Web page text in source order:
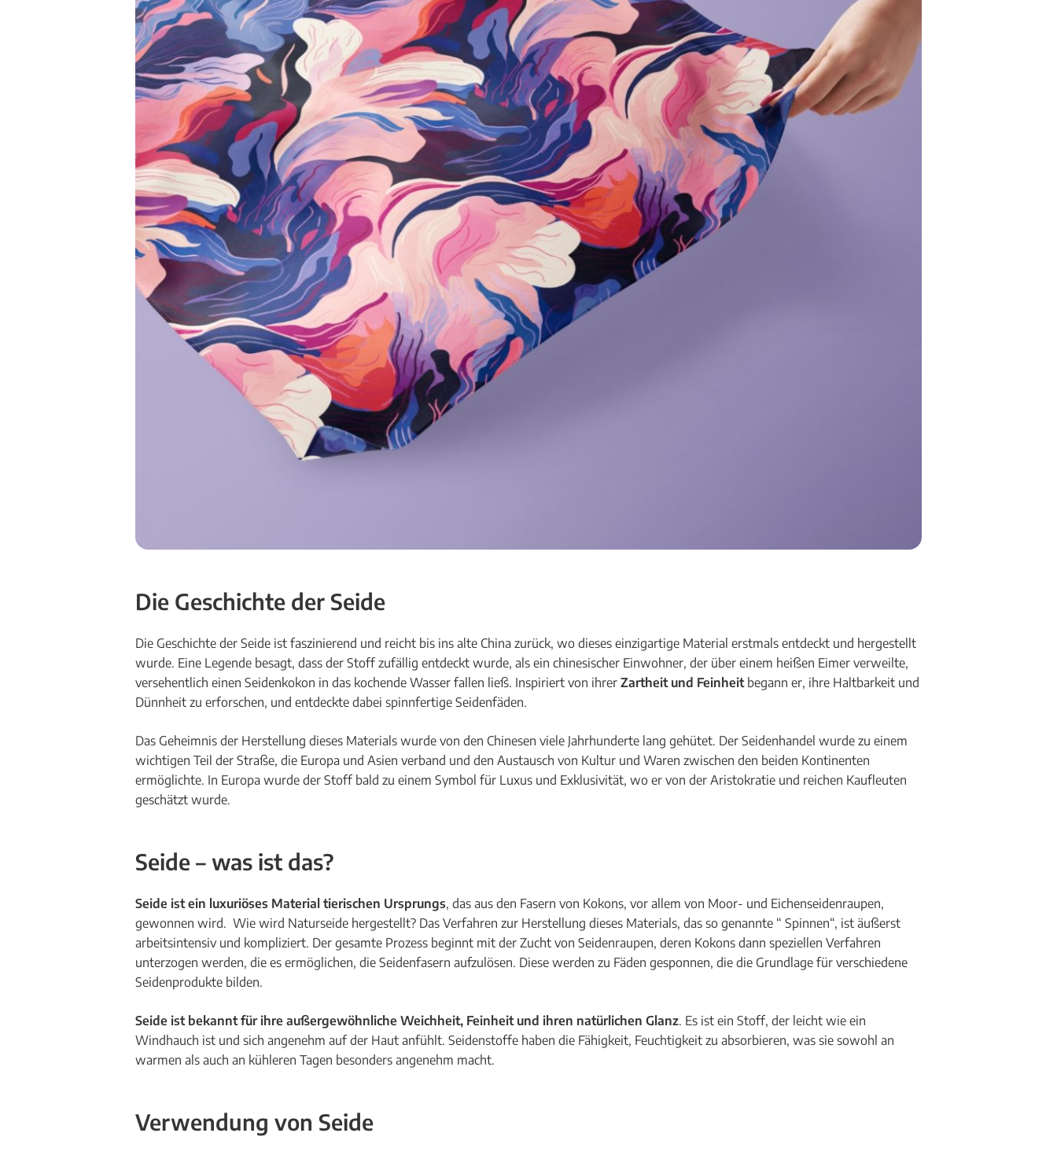
Die Geschichte der Seide
Die Geschichte der Seide ist faszinierend und reicht bis ins alte China zurück, wo dieses einzigartige Material erstmals entdeckt und hergestellt
wurde. Eine Legende besagt, dass der Stoff zufällig entdeckt wurde, als ein chinesischer Einwohner, der über einem heißen Eimer verweilte,
versehentlich einen Seidenkokon in das kochende Wasser fallen ließ. Inspiriert von ihrer Zartheit und Feinheitbegann er, ihre Haltbarkeit und
Dünnheit zu erforschen, und entdeckte dabei spinnfertige Seidenfäden.
Das Geheimnis der Herstellung dieses Materials wurde von den Chinesen viele Jahrhunderte lang gehütet. Der Seidenhandel wurde zu einem
wichtigen Teil der Straße, die Europa und Asien verband und den Austausch von Kultur und Waren zwischen den beiden Kontinenten
ermöglichte. In Europa wurde der Stoff bald zu einem Symbol für Luxus und Exklusivität, wo er von der Aristokratie und reichen Kaufleuten
geschätzt wurde.
Seide – was ist das?
Seide ist ein luxuriöses Material tierischen Ursprungs, das aus den Fasern von Kokons, vor allem von Moor- und Eichenseidenraupen,
gewonnen wird. Wie wird Naturseide hergestellt? Das Verfahren zur Herstellung dieses Materials, das so genannte “ Spinnen“, ist äußerst
arbeitsintensiv und kompliziert. Der gesamte Prozess beginnt mit der Zucht von Seidenraupen, deren Kokons dann speziellen Verfahren
unterzogen werden, die es ermöglichen, die Seidenfasern aufzulösen. Diese werden zu Fäden gesponnen, die die Grundlage für verschiedene
Seidenprodukte bilden.
Seide ist bekannt für ihre außergewöhnliche Weichheit, Feinheit und ihren natürlichen Glanz. Es ist ein Stoff, der leicht wie ein
Windhauch ist und sich angenehm auf der Haut anfühlt. Seidenstoffe haben die Fähigkeit, Feuchtigkeit zu absorbieren, was sie sowohl an
warmen als auch an kühleren Tagen besonders angenehm macht.
Verwendung von Seide